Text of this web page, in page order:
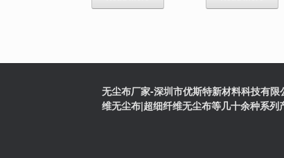
无尘布厂家-深圳市优斯特新材料科技有
维无尘布|超细纤维无尘布等几十余种系